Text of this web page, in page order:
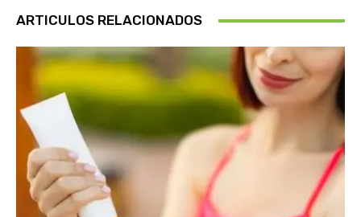
ARTICULOS RELACIONADOS